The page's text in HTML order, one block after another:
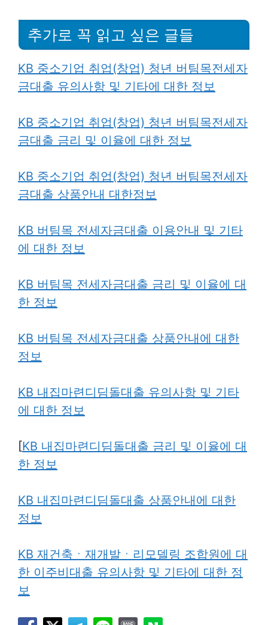
추가로 꼭 읽고 싶은 글들
KB 중소기업 취업(창업) 청년 버팀목전세자
금대출 유의사항 및 기타에 대한 정보
KB 중소기업 취업(창업) 청년 버팀목전세자
금대출 금리 및 이율에 대한 정보
KB 중소기업 취업(창업) 청년 버팀목전세자
금대출 상품안내 대한정보
KB 버팀목 전세자금대출 이용안내 및 기타
에 대한 정보
KB 버팀목 전세자금대출 금리 및 이율에 대
한 정보
KB 버팀목 전세자금대출 상품안내에 대한
정보
KB 내집마련디딤돌대출 유의사항 및 기타
에 대한 정보
[KB 내집마련디딤돌대출 금리 및 이율에 대
한 정보
KB 내집마련디딤돌대출 상품안내에 대한
정보
KB 재건축ㆍ재개발ㆍ리모델링 조합원에 대
한 이주비대출 유의사항 및 기타에 대한 정
보